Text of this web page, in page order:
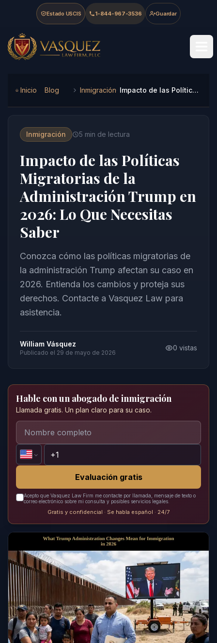
Skip to main content
Skip to navigation
Skip to footer
Estado USCIS 1-844-967-3536 Guardar
Vasquez Law Firm - Home
Inicio Blog Inmigración Impacto de las Políticas Migratorias de la Administración Trump en 2026: Lo Que Necesitas Saber
Inmigración 5 min de lectura
Impacto de las Políticas
Migratorias de la
Administración Trump en
2026: Lo Que Necesitas
Saber
Conozca cómo las políticas migratorias de
la administración Trump afectan su caso en
2026. Entienda los cambios y proteja sus
derechos. Contacte a Vasquez Law para
asistencia.
William Vásquez
Publicado el 29 de mayo de 2026
0 vistas
Hable con un abogado de inmigración
Llamada gratis. Un plan claro para su caso.
Evaluación gratis
Acepto que Vasquez Law Firm me contacte por llamada, mensaje de texto o
correo electrónico sobre mi consulta y posibles servicios legales.
Gratis y confidencial · Se habla español · 24/7